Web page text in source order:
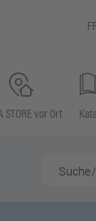
STORE vor Ort